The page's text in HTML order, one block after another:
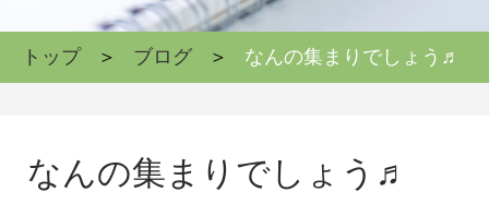
トップ ブログ なんの集まりでしょう♬
なんの集まりでしょう♬